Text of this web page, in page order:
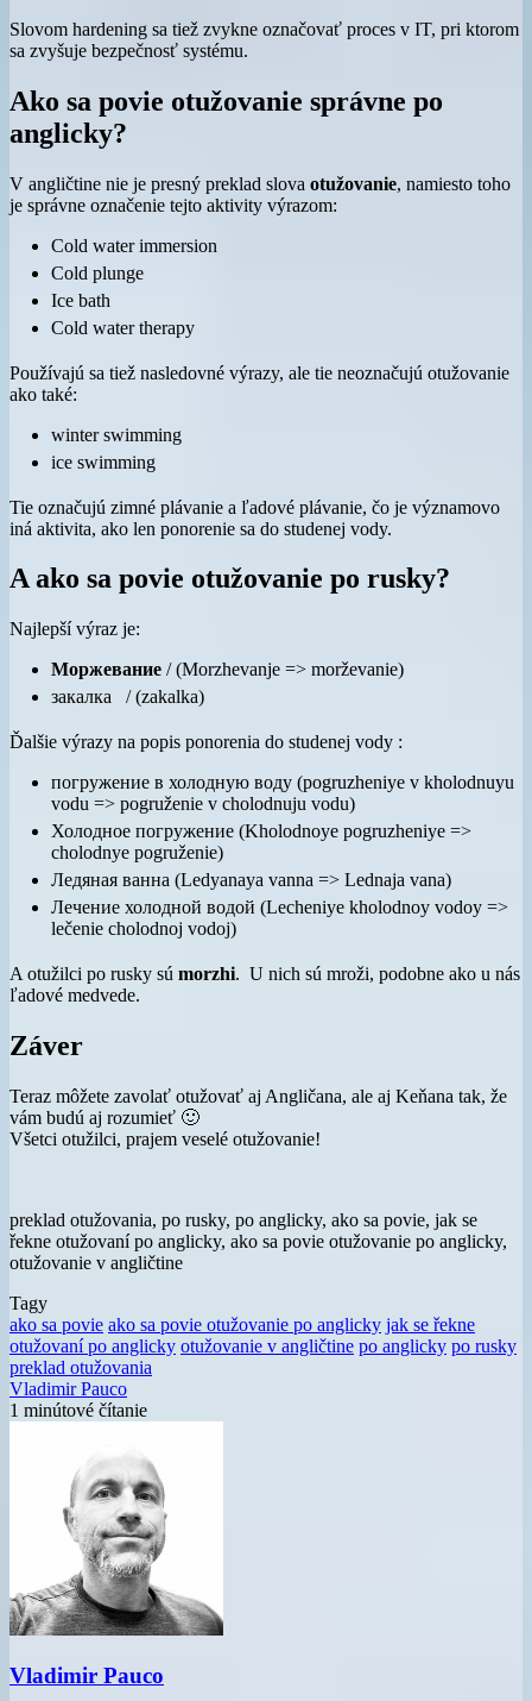
Slovom hardening sa tiež zvykne označovať proces v IT, pri ktorom
sa zvyšuje bezpečnosť systému.
Ako sa povie otužovanie správne po
anglicky?
V angličtine nie je presný preklad slova otužovanie, namiesto toho
je správne označenie tejto aktivity výrazom:
Cold water immersion
Cold plunge
Ice bath
Cold water therapy
Používajú sa tiež nasledovné výrazy, ale tie neoznačujú otužovanie
ako také:
winter swimming
ice swimming
Tie označujú zimné plávanie a ľadové plávanie, čo je významovo
iná aktivita, ako len ponorenie sa do studenej vody.
A ako sa povie otužovanie po rusky?
Najlepší výraz je:
Моржевание / (Morzhevanje => morževanie)
закалка / (zakalka)
Ďalšie výrazy na popis ponorenia do studenej vody :
погружение в холодную воду (pogruzheniye v kholodnuyu
vodu => pogruženie v cholodnuju vodu)
Холодное погружение (Kholodnoye pogruzheniye =>
cholodnye pogruženie)
Ледяная ванна (Ledyanaya vanna => Lednaja vana)
Лечение холодной водой (Lecheniye kholodnoy vodoy =>
lečenie cholodnoj vodoj)
A otužilci po rusky sú morzhi. U nich sú mroži, podobne ako u nás
ľadové medvede.
Záver
Teraz môžete zavolať otužovať aj Angličana, ale aj Keňana tak, že
vám budú aj rozumieť 🙂
Všetci otužilci, prajem veselé otužovanie!
preklad otužovania, po rusky, po anglicky, ako sa povie, jak se
řekne otužovaní po anglicky, ako sa povie otužovanie po anglicky,
otužovanie v angličtine
Tagy
ako sa povie ako sa povie otužovanie po anglicky jak se řekne
otužovaní po anglicky otužovanie v angličtine po anglicky po rusky
preklad otužovania
Vladimir Pauco
1 minútové čítanie
Vladimir Pauco